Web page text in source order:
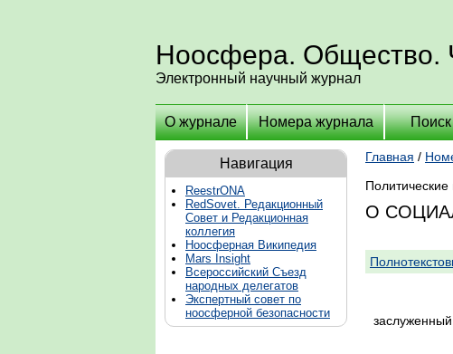
Ноосфера. Общество.
Электронный научный журнал
О журнале Номера журнала Поиск
Навигация
ReestrONA
RedSovet. Редакционный
Совет и Редакционная
коллегия
Ноосферная Википедия
Mars Insight
Всероссийский Съезд
народных делегатов
Экспертный совет по
ноосферной безопасности
Главная /
Политические
О